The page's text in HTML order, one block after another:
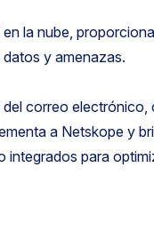
la nube,
y amenazas.
del correo
a Netskope y
para